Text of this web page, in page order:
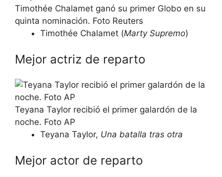
Timothée Chalamet ganó su primer Globo en su
quinta nominación. Foto Reuters
Timothée Chalamet (Marty Supremo)
Mejor actriz de reparto
Teyana Taylor recibió el primer galardón de la
noche. Foto AP
Teyana Taylor, Una batalla tras otra
Mejor actor de reparto